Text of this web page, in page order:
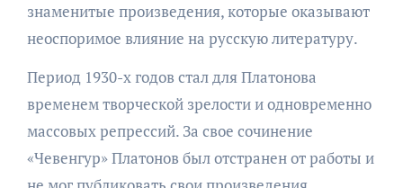
знаменитые произведения, которые оказывают
неоспоримое влияние на русскую литературу.
Период 1930-х годов стал для Платонова
временем творческой зрелости и одновременно
массовых репрессий. За свое сочинение
«Чевенгур» Платонов был отстранен от работы и